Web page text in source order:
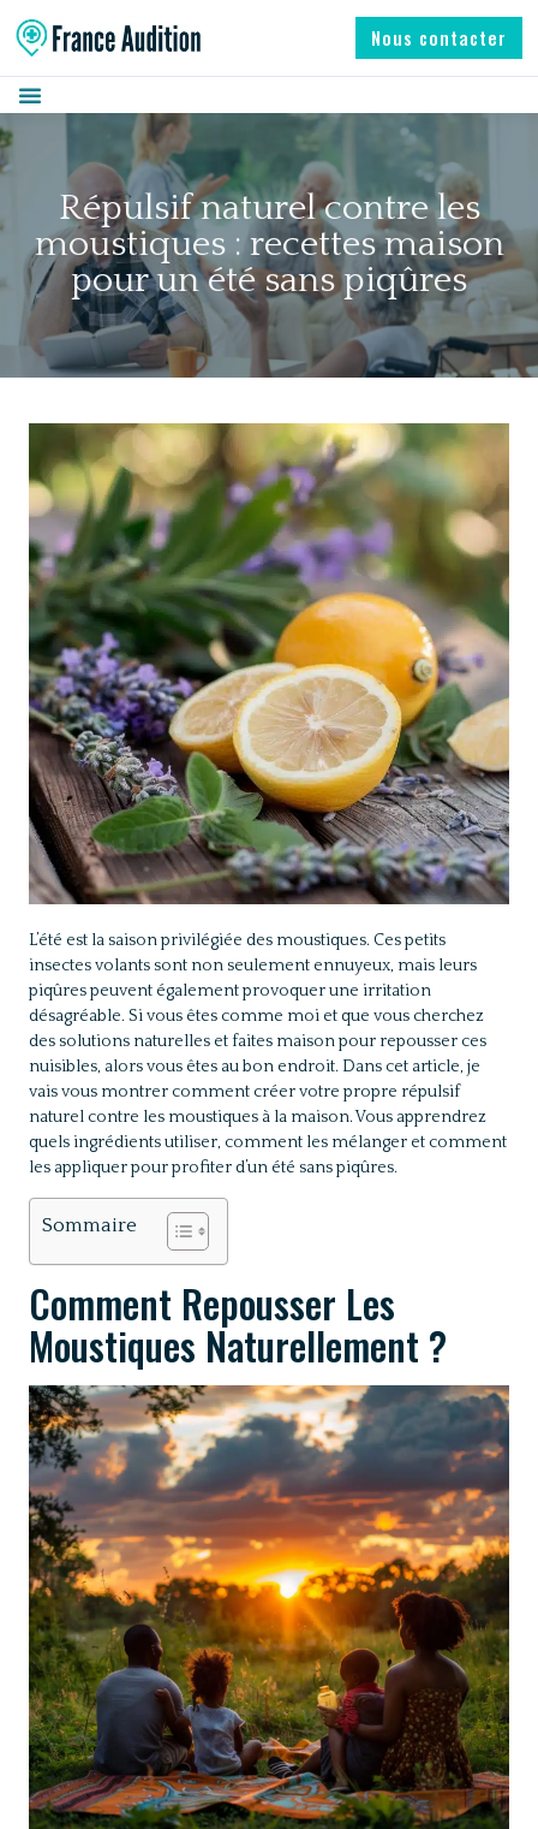
Nous contacter
Répulsif naturel contre les
moustiques : recettes maison
pour un été sans piqûres
L’été est la saison privilégiée des moustiques. Ces petits
insectes volants sont non seulement ennuyeux, mais leurs
piqûres peuvent également provoquer une irritation
désagréable. Si vous êtes comme moi et que vous cherchez
des solutions naturelles et faites maison pour repousser ces
nuisibles, alors vous êtes au bon endroit. Dans cet article, je
vais vous montrer comment créer votre propre répulsif
naturel contre les moustiques à la maison. Vous apprendrez
quels ingrédients utiliser, comment les mélanger et comment
les appliquer pour profiter d’un été sans piqûres.
Sommaire
Comment Repousser Les
Moustiques Naturellement ?